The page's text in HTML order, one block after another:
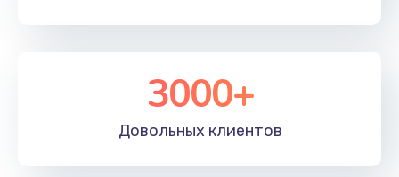
3000+
Довольных клиентов